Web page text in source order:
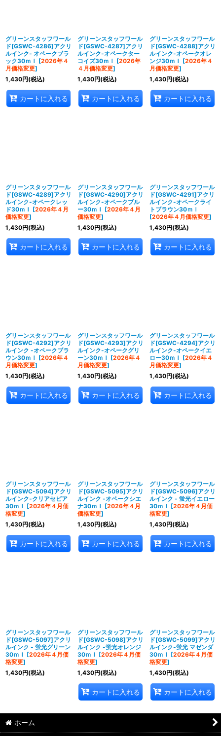
グリーンスタッフワール
ド[GSWC-4286]アクリ
ルインク- オペークブラ
ック30ｍｌ [2026年４
月価格変更]
1,430円(税込)
カートに入れる
グリーンスタッフワール
ド[GSWC-4287]アクリ
ルインク-オペークター
コイズ30ｍｌ [2026年
４月価格変更]
1,430円(税込)
カートに入れる
グリーンスタッフワール
ド[GSWC-4288]アクリ
ルインク-オペークオレ
ンジ30ｍｌ [2026年４
月価格変更]
1,430円(税込)
カートに入れる
グリーンスタッフワール
ド[GSWC-4289]アクリ
ルインク-オペークレッ
ド30ｍｌ [2026年４月
価格変更]
1,430円(税込)
カートに入れる
グリーンスタッフワール
ド[GSWC-4290]アクリ
ルインク-オペークブル
ー30ｍｌ [2026年４月
価格変更]
1,430円(税込)
カートに入れる
グリーンスタッフワール
ド[GSWC-4291]アクリ
ルインク-オペークライ
トブラウン30ｍｌ
[2026年４月価格変更]
1,430円(税込)
カートに入れる
グリーンスタッフワール
ド[GSWC-4292]アクリ
ルインク -オペークブラ
ウン30ｍｌ [2026年４
月価格変更]
1,430円(税込)
カートに入れる
グリーンスタッフワール
ド[GSWC-4293]アクリ
ルインク-オペークグリ
ーン30ｍｌ [2026年４
月価格変更]
1,430円(税込)
カートに入れる
グリーンスタッフワール
ド[GSWC-4294]アクリ
ルインク-オペークイエ
ロー30ｍｌ [2026年４
月価格変更]
1,430円(税込)
カートに入れる
グリーンスタッフワール
ド[GSWC-5094]アクリ
ルインク-クリアセピア
30ｍｌ [2026年４月価
格変更]
1,430円(税込)
カートに入れる
グリーンスタッフワール
ド[GSWC-5095]アクリ
ルインク -オペークシエ
ナ30ｍｌ [2026年４月
価格変更]
1,430円(税込)
カートに入れる
グリーンスタッフワール
ド[GSWC-5096]アクリ
ルインク - 蛍光イエロー
30ｍｌ [2026年４月価
格変更]
1,430円(税込)
カートに入れる
グリーンスタッフワール
ド[GSWC-5097]アクリ
ルインク - 蛍光グリーン
30ｍｌ [2026年４月価
格変更]
1,430円(税込)
グリーンスタッフワール
ド[GSWC-5098]アクリ
ルインク -蛍光オレンジ
30ｍｌ [2026年４月価
格変更]
1,430円(税込)
カートに入れる
グリーンスタッフワール
ド[GSWC-5099]アクリ
ルインク-蛍光 マゼンダ
30ｍｌ [2026年４月価
格変更]
1,430円(税込)
カートに入れる
ホーム